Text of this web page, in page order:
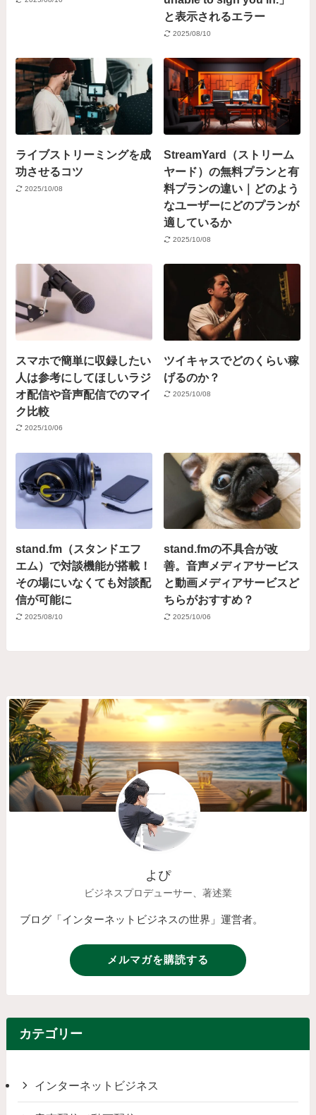
と表示されるエラー
2025/08/10
ライブストリーミングを成
功させるコツ
2025/10/08
StreamYard（ストリーム
ヤード）の無料プランと有
料プランの違い｜どのよう
なユーザーにどのプランが
適しているか
2025/10/08
スマホで簡単に収録したい
人は参考にしてほしいラジ
オ配信や音声配信でのマイ
ク比較
2025/10/06
ツイキャスでどのくらい稼
げるのか？
2025/10/08
stand.fm（スタンドエフ
エム）で対談機能が搭載！
その場にいなくても対談配
信が可能に
2025/08/10
stand.fmの不具合が改
善。音声メディアサービス
と動画メディアサービスど
ちらがおすすめ？
2025/10/06
よぴ
ビジネスプロデューサー、著述業
ブログ「インターネットビジネスの世界」運営者。
メルマガを購読する
カテゴリー
インターネットビジネス